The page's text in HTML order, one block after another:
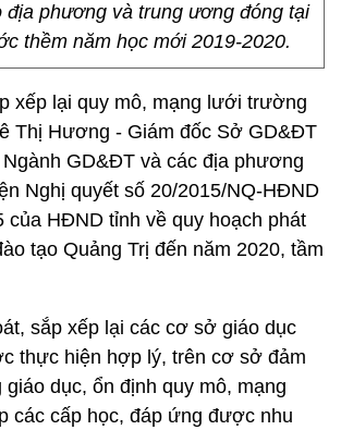
địa phương và trung ương đóng tại
thềm năm học mới 2019-2020.
xếp lại quy mô, mạng lưới trường
Thị Hương - Giám đốc Sở GD&ĐT
GD&ĐT và các địa phương
Nghị quyết số 20/2015/NQ-HĐND
của HĐND tỉnh về quy hoạch phát
tạo Quảng Trị đến năm 2020, tầm
sắp xếp lại các cơ sở giáo dục
thực hiện hợp lý, trên cơ sở đảm
dục, ổn định quy mô, mạng
các cấp học, đáp ứng được nhu